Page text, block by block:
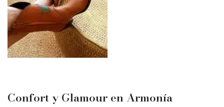
Confort y Glamour en Armonía